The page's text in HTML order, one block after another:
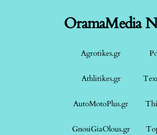
OramaMedia
Agrotikes.gr
Athlitikes.gr
AutoMotoPlus.gr
GnosiGiaOlous.gr